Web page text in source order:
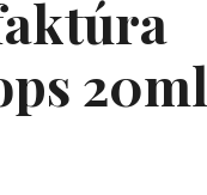
20ml